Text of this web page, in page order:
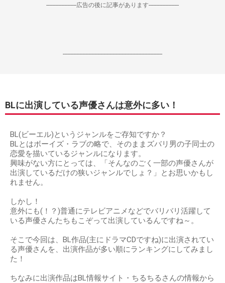
--------------------広告の後に記事があります--------------------
------------------------------------------------------------------
BLに出演している声優さんは意外に多い！
BL(ビーエル)というジャンルをご存知ですか？
BLとはボーイズ・ラブの略で、そのままズバリ男の子同士の
恋愛を描いているジャンルになります。
興味がない方にとっては、「そんなのごく一部の声優さんが
出演しているだけの狭いジャンルでしょ？」とお思いかもし
れません。
しかし！
意外にも(！？)普通にテレビアニメなどでバリバリ活躍して
いる声優さんたちもこぞって出演しているんですね～。
そこで今回は、BL作品(主にドラマCDですね)に出演されてい
る声優さんを、出演作品が多い順にランキングにしてみまし
た！
ちなみに出演作品はBL情報サイト・ちるちるさんの情報から